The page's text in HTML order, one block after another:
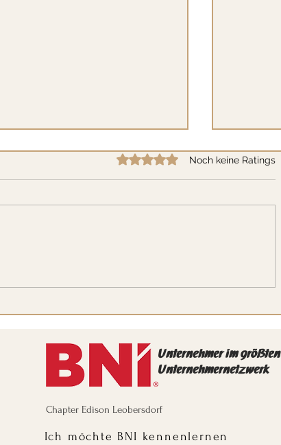
Mit 0 von 5 Sternen bewertet.
Noch keine Ratings
Unternehmer im größten
Unternehmernetzwerk
Chapter Edison Leobersdorf
Ich möchte BNI kennenlernen